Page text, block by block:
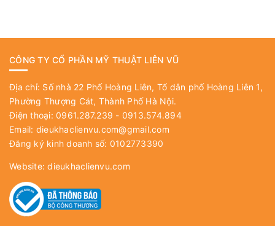
CÔNG TY CỔ PHẦN MỸ THUẬT LIÊN VŨ
Địa chỉ: Số nhà 22 Phố Hoàng Liên, Tổ dân phố Hoàng Liên 1,
Phường Thượng Cát, Thành Phố Hà Nội.
Điện thoại: 0961.287.239 - 0913.574.894
Email: dieukhaclienvu.com@gmail.com
Đăng ký kinh doanh số: 0102773390
Website:dieukhaclienvu.com